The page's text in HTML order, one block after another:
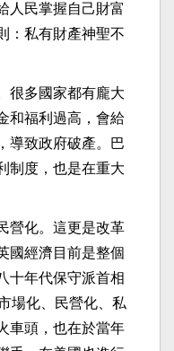
人民掌握自己財富
：私有財產神聖不
很多國家都有龐大
和福利過高，會給
導致政府破產。巴
制度，也是在重大
營化。這更是改革
國經濟目前是整個
十年代保守派首相
場化、民營化、私
車頭，也在於當年